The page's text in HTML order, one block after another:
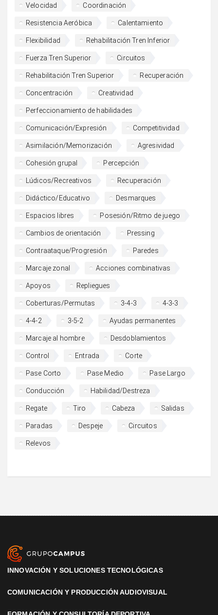
Velocidad Coordinación
Resistencia Aeróbica Calentamiento
Flexibilidad Rehabilitación Tren Inferior
Fuerza Tren Superior Circuitos
Rehabilitación Tren Superior Recuperación
Concentración Creatividad
Perfeccionamiento de habilidades
Comunicación/Expresión Competitividad
Asimilación/Memorización Agresividad
Cohesión grupal Percepción
Lúdicos/Recreativos Recuperación
Didáctico/Educativo Desmarques
Espacios libres Posesión/Ritmo de juego
Cambios de orientación Pressing
Contraataque/Progresión Paredes
Marcaje zonal Acciones combinativas
Apoyos Repliegues
Coberturas/Permutas 3-4-3 4-3-3
4-4-2 3-5-2 Ayudas permanentes
Marcaje al hombre Desdoblamientos
Control Entrada Corte
Pase Corto Pase Medio Pase Largo
Conducción Habilidad/Destreza
Regate Tiro Cabeza Salidas
Paradas Despeje Circuitos
Relevos
INNOVACIÓN Y SOLUCIONES TECNOLÓGICAS
COMUNICACIÓN Y PRODUCCIÓN AUDIOVISUAL